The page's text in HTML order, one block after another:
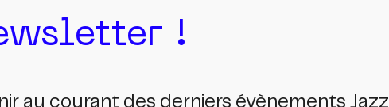
!
au courant des derniers évènements Jazz